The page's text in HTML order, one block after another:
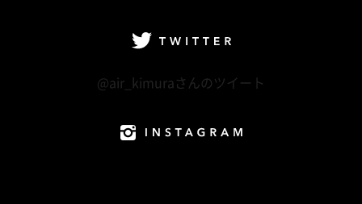
@air_kimuraさんのツイート